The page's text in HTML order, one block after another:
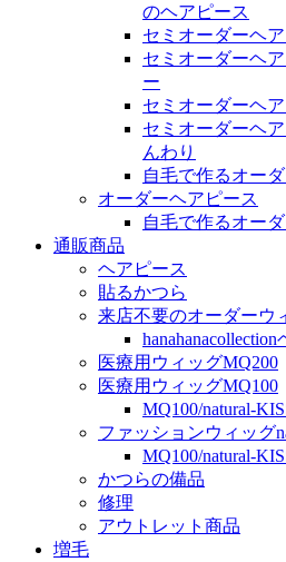
のヘアピース
セミオーダーヘ
セミオーダーヘ
ー
セミオーダーヘ
セミオーダーヘ
んわり
自毛で作るオー
オーダーヘアピース
自毛で作るオー
通販商品
ヘアピース
貼るかつら
来店不要のオーダーウ
医療用ウィッグMQ200
医療用ウィッグMQ100
MQ100/natural-
ファッションウィッグ
MQ100/natural-
かつらの備品
修理
アウトレット商品
増毛